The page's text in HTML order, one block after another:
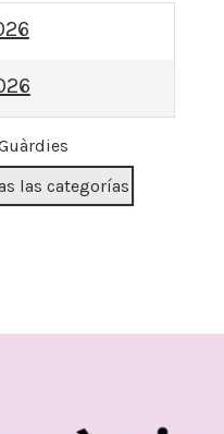
las categorías